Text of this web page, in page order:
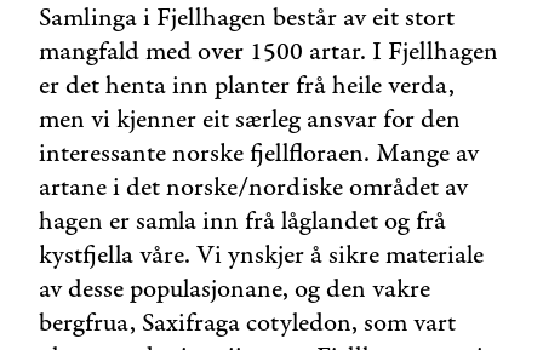
Samlinga i Fjellhagen består av eit stort
mangfald med over 1500 artar. I Fjellhagen
er det henta inn planter frå heile verda,
men vi kjenner eit særleg ansvar for den
interessante norske fjellfloraen. Mange av
artane i det norske/nordiske området av
hagen er samla inn frå låglandet og frå
kystfjella våre. Vi ynskjer å sikre materiale
av desse populasjonane, og den vakre
bergfrua, Saxifraga cotyledon, som vart